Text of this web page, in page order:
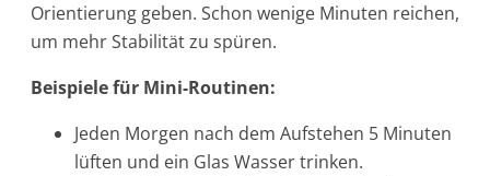
Orientierung geben. Schon wenige Minuten reichen,
um mehr Stabilität zu spüren.
Beispiele für Mini-Routinen:
Jeden Morgen nach dem Aufstehen 5 Minuten
lüften und ein Glas Wasser trinken.